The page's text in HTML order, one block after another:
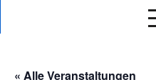
« Alle Veranstaltungen